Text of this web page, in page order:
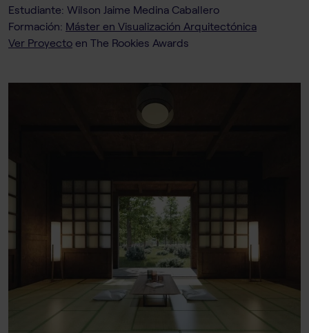
Estudiante: Wilson Jaime Medina Caballero
Formación: Máster en Visualización Arquitectónica
Ver Proyecto en The Rookies Awards